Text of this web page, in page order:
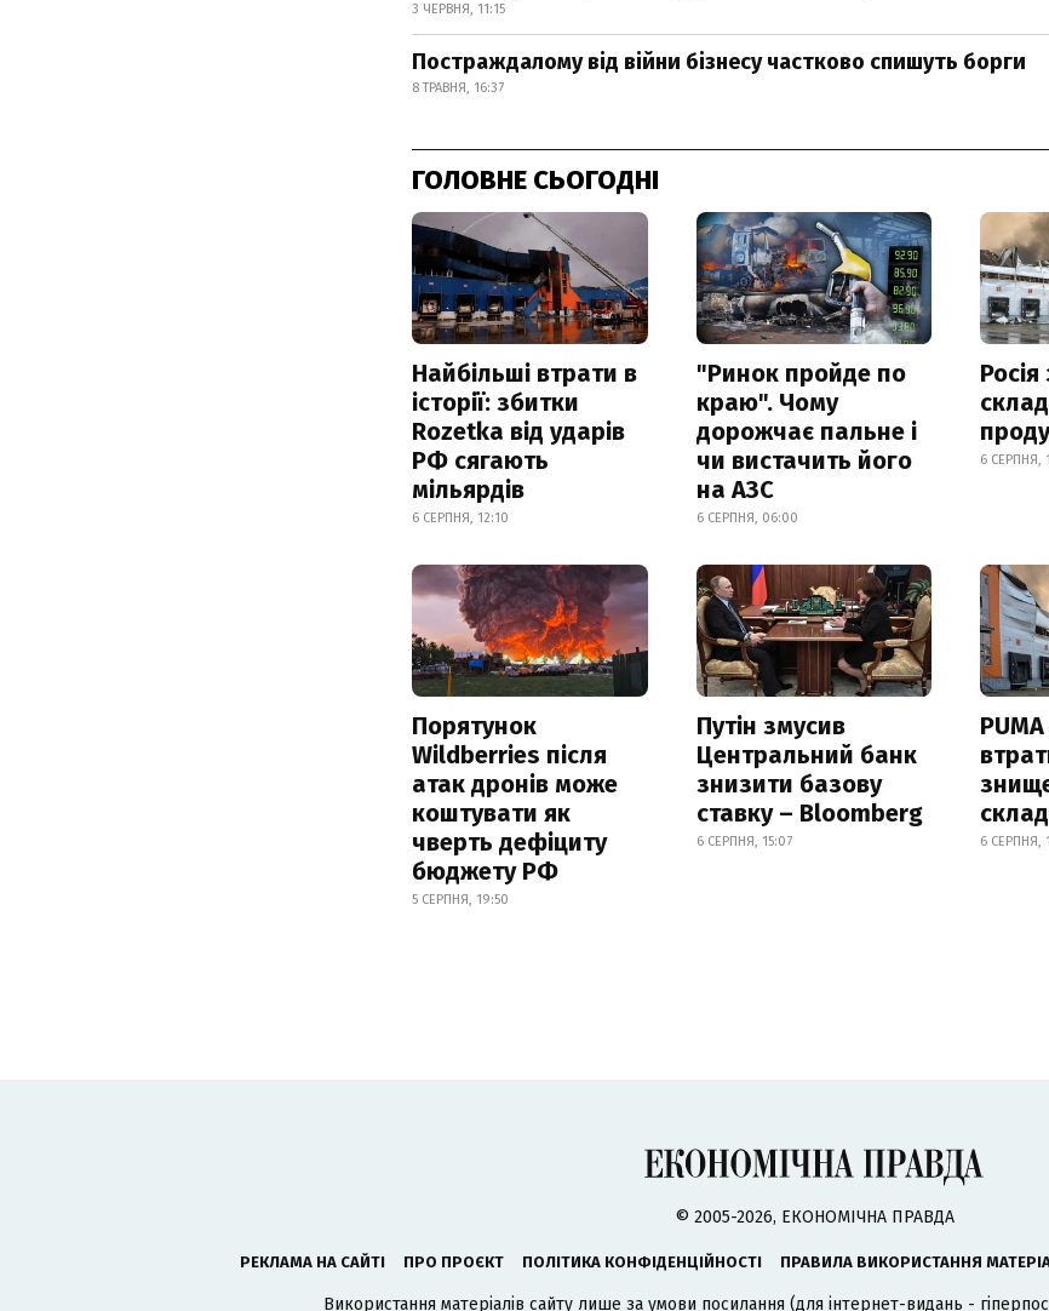
3 ЧЕРВНЯ, 11:15
Постраждалому від війни бізнесу частково спишуть борги
8 ТРАВНЯ, 16:37
ГОЛОВНЕ СЬОГОДНІ
Найбільші втрати в
історії: збитки
Rozetka від ударів
РФ сягають
мільярдів
6 СЕРПНЯ, 12:10
"Ринок пройде по
краю". Чому
дорожчає пальне і
чи вистачить його
на АЗС
6 СЕРПНЯ, 06:00
6 СЕРПНЯ,
Порятунок
Wildberries після
атак дронів може
коштувати як
чверть дефіциту
бюджету РФ
5 СЕРПНЯ, 19:50
Путін змусив
Центральний банк
знизити базову
ставку – Bloomberg
6 СЕРПНЯ, 15:07 6 СЕРПНЯ,
© 2005-2026, ЕКОНОМІЧНА ПРАВДА
РЕКЛАМА НА САЙТІ ПРО ПРОЄКТ ПОЛІТИКА КОНФІДЕНЦІЙНОСТІ ПРАВИЛА ВИКОРИСТАННЯ
Використання матеріалів сайту лише за умови посилання (для інтернет-видань -